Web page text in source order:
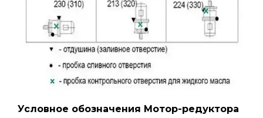
Условное обозначения Мотор-редуктора